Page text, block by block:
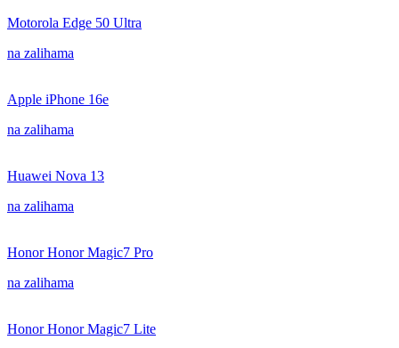
Motorola Edge 50 Ultra
na zalihama
Apple iPhone 16e
na zalihama
Huawei Nova 13
na zalihama
Honor Honor Magic7 Pro
na zalihama
Honor Honor Magic7 Lite